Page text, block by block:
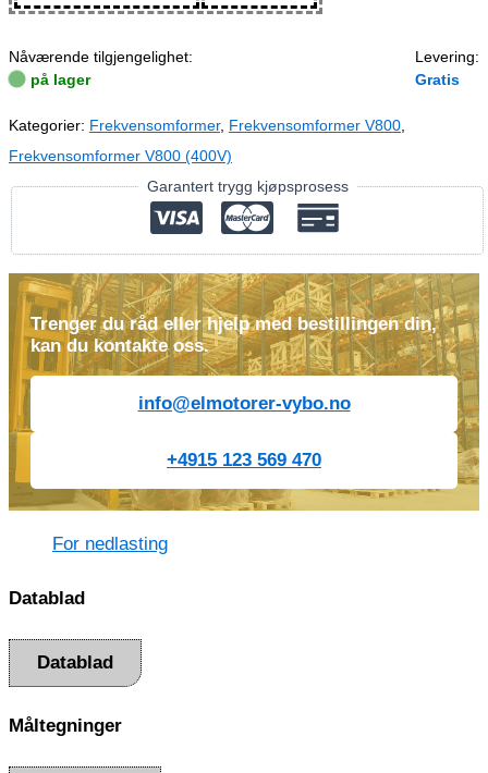
Nåværende tilgjengelighet:
på lager
Levering:
Gratis
Kategorier: Frekvensomformer, Frekvensomformer V800
Frekvensomformer V800 (400V)
Garantert trygg kjøpsprosess
Trenger du råd eller hjelp med bestillingen din,
kan du kontakte oss.
info@elmotorer-vybo.no
+4915 123 569 470
For nedlasting
Datablad
Datablad
Måltegninger